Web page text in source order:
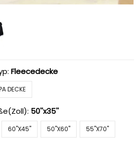
Fleecedecke
DECKE
50''x35''
60''X45'' 50''X60'' 55''X70''